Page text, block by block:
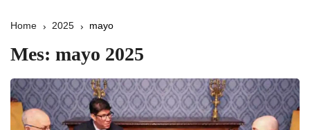
Home 2025 mayo
Mes: mayo 2025